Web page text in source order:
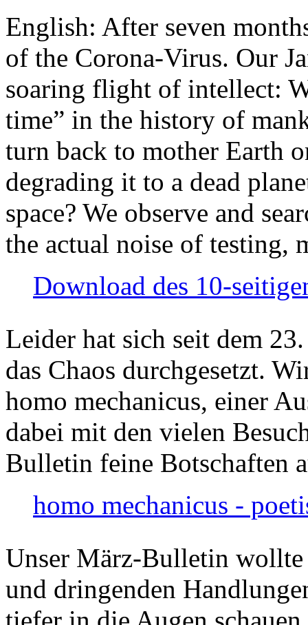
English: After seven
of the Corona-Virus. Our
soaring flight of intellect:
time” in the history of
turn back to mother Earth
degrading it to a dead
space? We observe and
the actual noise of testing,
Download des 10-
Leider hat sich seit dem
das Chaos durchgesetzt.
homo mechanicus, einer
dabei mit den vielen
Bulletin feine Botschaften
homo mechanicus -
Unser März-Bulletin
und dringenden